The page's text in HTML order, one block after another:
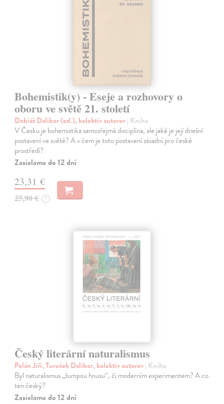
Bohemistik(y) - Eseje a rozhovory o
oboru ve světě 21. století
Dobiáš Dalibor (ed.), kolektív autorov| Kniha
V Česku je bohemistika samozřejmá disciplína, ale jaké je její dnešní
postavení ve světě? A v čem je toto postavení zásadní pro české
prostředí?
Zasielame do 12 dní
23,31 €
25,90 € ?
Český literární naturalismus
Pelán Jiří, Tureček Dalibor, kolektív autorov| Kniha
Byl naturalismus „žumpou hnusu“, či moderním experimentem? A co
ten český?
Zasielame do 12 dní